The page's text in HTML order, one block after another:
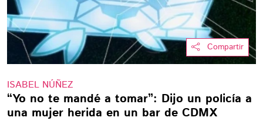
Compartir
ISABEL NÚÑEZ
“Yo no te mandé a tomar”: Dijo un policía a
una mujer herida en un bar de CDMX